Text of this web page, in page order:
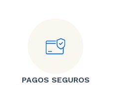
PAGOS SEGUROS